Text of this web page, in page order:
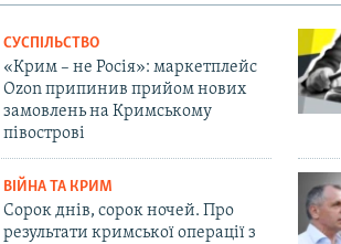
СУСПІЛЬСТВО
«Крим – не Росія»: маркетплейс
Ozon припинив прийом нових
замовлень на Кримському
півострові
ВІЙНА ТА КРИМ
Сорок днів, сорок ночей. Про
результати кримської операції з